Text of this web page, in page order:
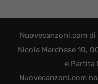
Nuovecanzoni.com
Nicola Marchese 10,
e Partita
Nuovecanzoni.com